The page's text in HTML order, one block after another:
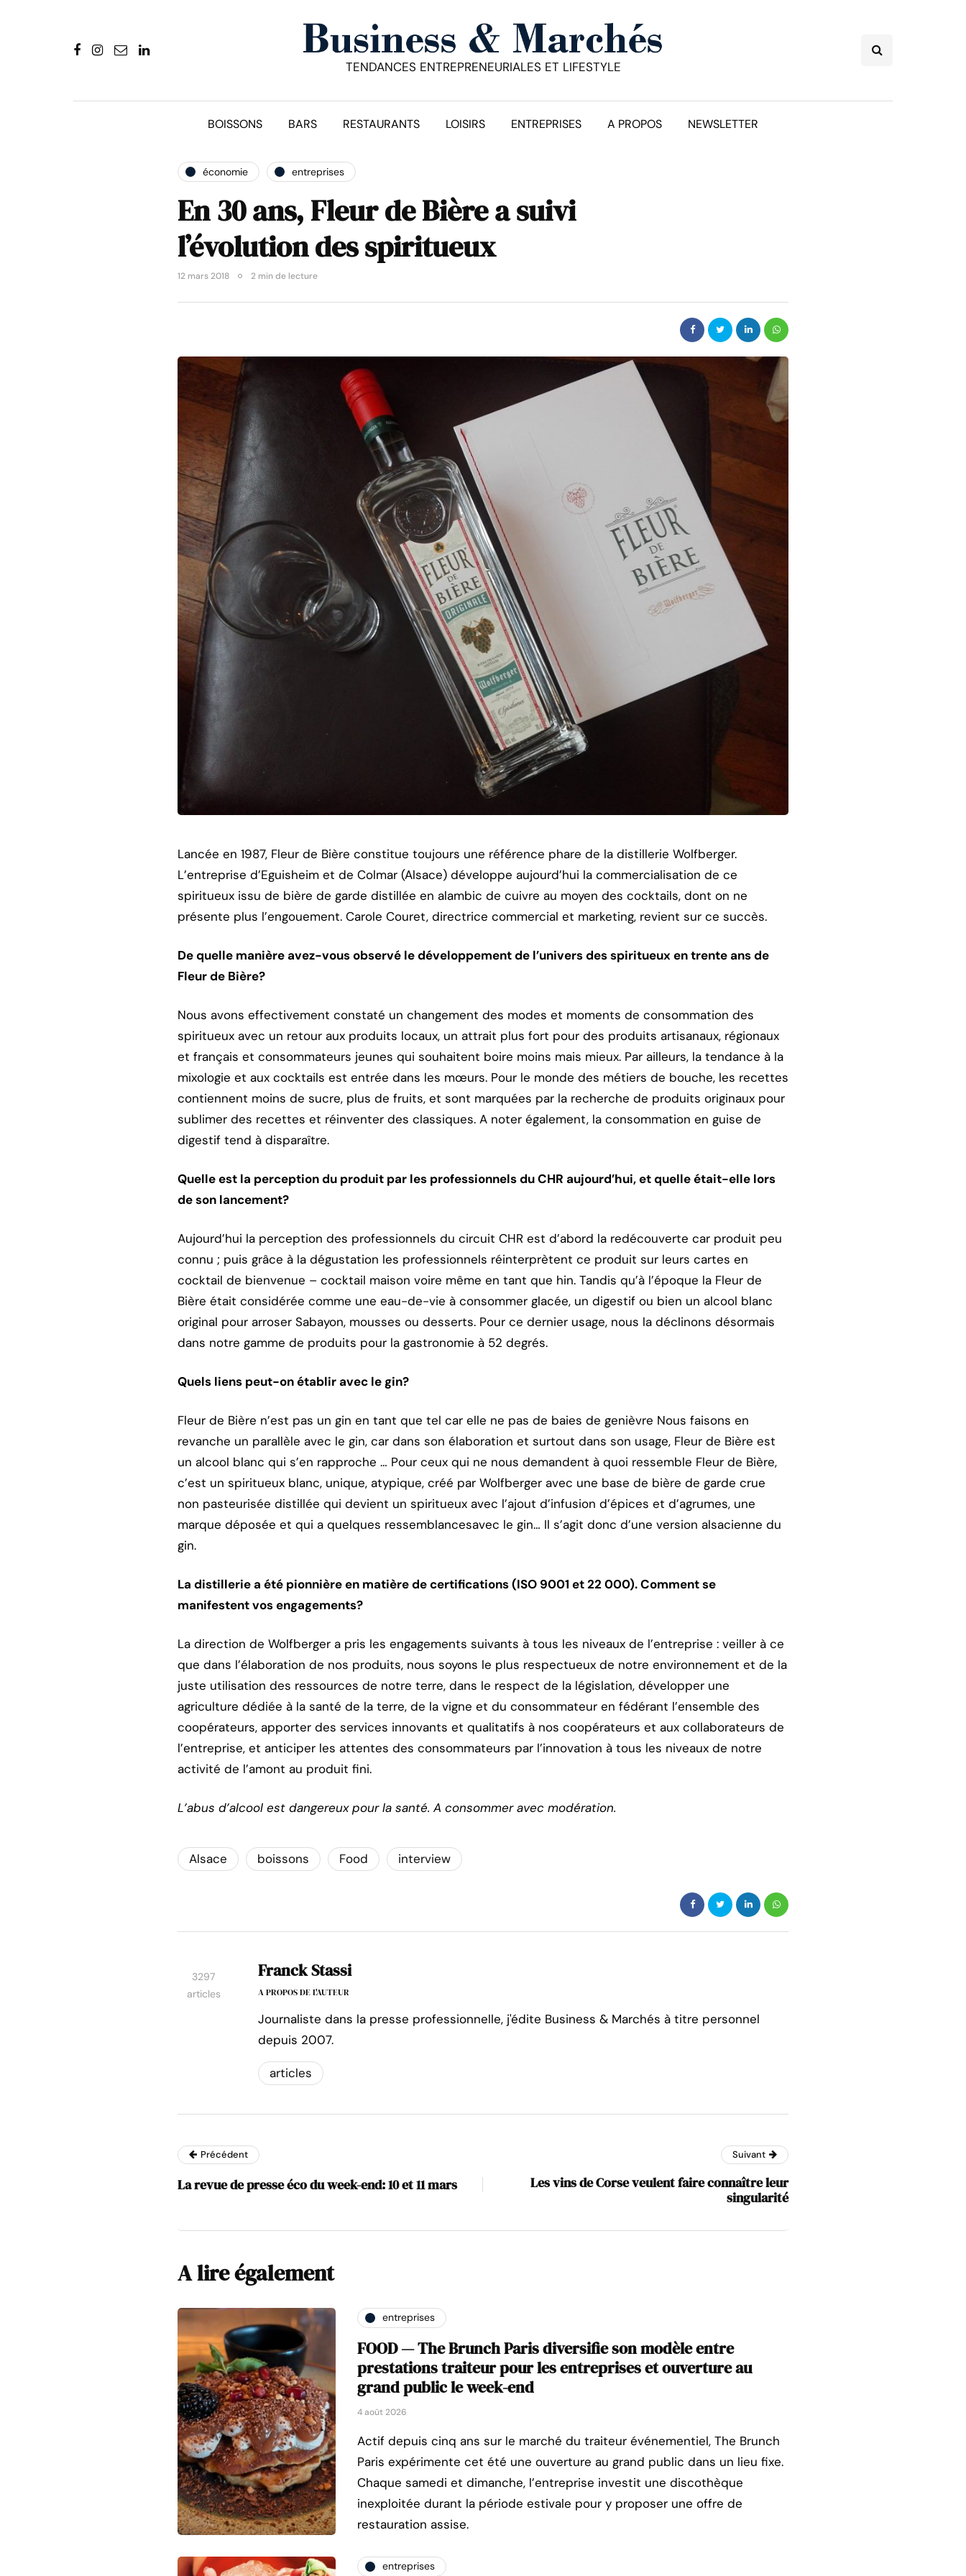
TENDANCES ENTREPRENEURIALES ET LIFESTYLE
BOISSONS BARS RESTAURANTS LOISIRS ENTREPRISES A PROPOS NEWSLETTER
économie entreprises
En 30 ans, Fleur de Bière a suivi
l’évolution des spiritueux
12 mars 2018 2 min de lecture
Lancée en 1987, Fleur de Bière constitue toujours une référence phare de la distillerie Wolfberger.
L’entreprise d’Eguisheim et de Colmar (Alsace) développe aujourd’hui la commercialisation de ce
spiritueux issu de bière de garde distillée en alambic de cuivre au moyen des cocktails, dont on ne
présente plus l’engouement. Carole Couret, directrice commercial et marketing, revient sur ce succès.
De quelle manière avez-vous observé le développement de l’univers des spiritueux en trente ans de
Fleur de Bière?
Nous avons effectivement constaté un changement des modes et moments de consommation des
spiritueux avec un retour aux produits locaux, un attrait plus fort pour des produits artisanaux, régionaux
et français et consommateurs jeunes qui souhaitent boire moins mais mieux. Par ailleurs, la tendance à la
mixologie et aux cocktails est entrée dans les mœurs. Pour le monde des métiers de bouche, les recettes
contiennent moins de sucre, plus de fruits, et sont marquées par la recherche de produits originaux pour
sublimer des recettes et réinventer des classiques. A noter également, la consommation en guise de
digestif tend à disparaître.
Quelle est la perception du produit par les professionnels du CHR aujourd’hui, et quelle était-elle lors
de son lancement?
Aujourd’hui la perception des professionnels du circuit CHR est d’abord la redécouverte car produit peu
connu ; puis grâce à la dégustation les professionnels réinterprètent ce produit sur leurs cartes en
cocktail de bienvenue – cocktail maison voire même en tant que hin. Tandis qu’à l’époque la Fleur de
Bière était considérée comme une eau-de-vie à consommer glacée, un digestif ou bien un alcool blanc
original pour arroser Sabayon, mousses ou desserts. Pour ce dernier usage, nous la déclinons désormais
dans notre gamme de produits pour la gastronomie à 52 degrés.
Quels liens peut-on établir avec le gin?
Fleur de Bière n’est pas un gin en tant que tel car elle ne pas de baies de genièvre Nous faisons en
revanche un parallèle avec le gin, car dans son élaboration et surtout dans son usage, Fleur de Bière est
un alcool blanc qui s’en rapproche … Pour ceux qui ne nous demandent à quoi ressemble Fleur de Bière,
c’est un spiritueux blanc, unique, atypique, créé par Wolfberger avec une base de bière de garde crue
non pasteurisée distillée qui devient un spiritueux avec l’ajout d’infusion d’épices et d’agrumes, une
marque déposée et qui a quelques ressemblancesavec le gin… Il s’agit donc d’une version alsacienne du
gin.
La distillerie a été pionnière en matière de certifications (ISO 9001 et 22 000). Comment se
manifestent vos engagements?
La direction de Wolfberger a pris les engagements suivants à tous les niveaux de l’entreprise : veiller à ce
que dans l’élaboration de nos produits, nous soyons le plus respectueux de notre environnement et de la
juste utilisation des ressources de notre terre, dans le respect de la législation, développer une
agriculture dédiée à la santé de la terre, de la vigne et du consommateur en fédérant l’ensemble des
coopérateurs, apporter des services innovants et qualitatifs à nos coopérateurs et aux collaborateurs de
l’entreprise, et anticiper les attentes des consommateurs par l’innovation à tous les niveaux de notre
activité de l’amont au produit fini.
L’abus d’alcool est dangereux pour la santé. A consommer avec modération.
Alsace boissons Food interview
3297
articles
Franck Stassi
A PROPOS DE L'AUTEUR
Journaliste dans la presse professionnelle, j'édite Business & Marchés à titre personnel
depuis 2007.
articles
Précédent
La revue de presse éco du week-end: 10 et 11 mars
Suivant
Les vins de Corse veulent faire connaître leur
singularité
A lire également
entreprises
FOOD — The Brunch Paris diversifie son modèle entre
prestations traiteur pour les entreprises et ouverture au
grand public le week-end
4 août 2026
Actif depuis cinq ans sur le marché du traiteur événementiel, The Brunch
Paris expérimente cet été une ouverture au grand public dans un lieu fixe.
Chaque samedi et dimanche, l’entreprise investit une discothèque
inexploitée durant la période estivale pour y proposer une offre de
restauration assise.
entreprises